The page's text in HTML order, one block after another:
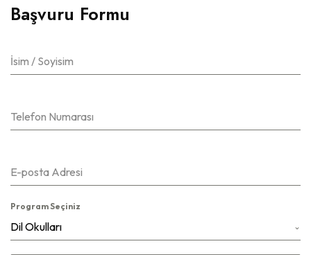
Başvuru Formu
İsim / Soyisim
Telefon Numarası
E-posta Adresi
Program Seçiniz
Dil Okulları